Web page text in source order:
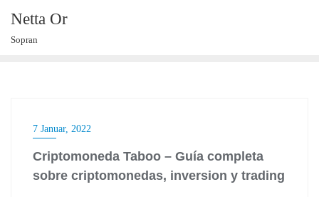
content
Netta Or
Sopran
7 Januar, 2022
Criptomoneda Taboo – Guía completa
sobre criptomonedas, inversion y trading